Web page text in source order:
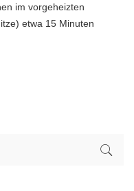
im vorgeheizten
etwa 15 Minuten